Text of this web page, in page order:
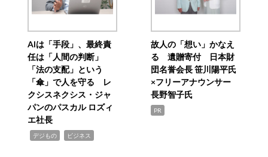
AIは「手段」、最終責
任は「人間の判断」
「法の支配」という
「傘」で人を守る レ
クシスネクシス・ジャ
パンのパスカル ロズィ
エ社長
デジもの ビジネス
故人の「想い」かなえ
る 遺贈寄付 日本財
団名誉会長 笹川陽平氏
×フリーアナウンサー
長野智子氏
PR